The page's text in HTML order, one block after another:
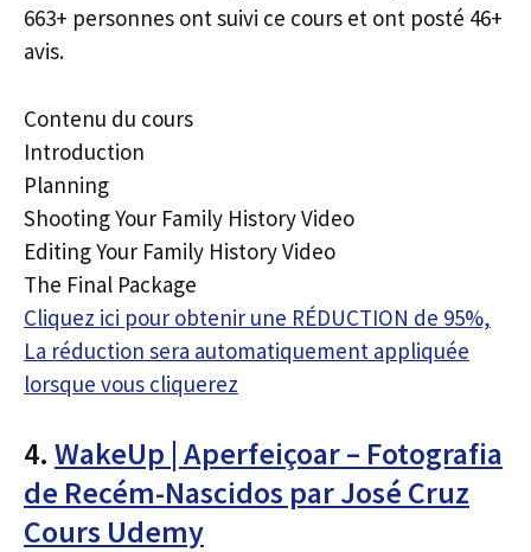
663+ personnes ont suivi ce cours et ont posté 46+
avis.
Contenu du cours
Introduction
Planning
Shooting Your Family History Video
Editing Your Family History Video
The Final Package
Cliquez ici pour obtenir une RÉDUCTION de 95%,
La réduction sera automatiquement appliquée
lorsque vous cliquerez
4. WakeUp | Aperfeiçoar – Fotografia
de Recém-Nascidos par José Cruz
Cours Udemy